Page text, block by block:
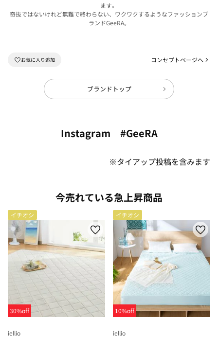
ます。
奇抜ではないけれど無難で終わらない、ワクワクするようなファッションブ
ランドGeeRA。
コンセプトページへ
ブランドトップ
Instagram #GeeRA
※タイアップ投稿を含みます
今売れている急上昇商品
イチオシ
30%off
iellio
イチオシ
10%off
iellio